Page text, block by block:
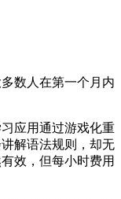
数人在第一个月内
应用通过游戏化重
解语法规则，却无
效，但每小时费用